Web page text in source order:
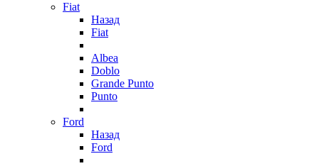
Fiat
Назад
Fiat
Albea
Doblo
Grande Punto
Punto
Ford
Назад
Ford